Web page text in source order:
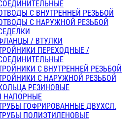
С ВНУТРЕННЕЙ РЕЗЬБОЙ
С НАРУЖНОЙ РЕЗЬБОЙ
/ ВТУЛКИ
ПЕРЕХОДНЫЕ /
С ВНУТРЕННЕЙ РЕЗЬБОЙ
С НАРУЖНОЙ РЕЗЬБОЙ
РЕЗИНОВЫЕ
НАПОРНЫЕ
ГОФРИРОВАННЫЕ ДВУХСЛ.
ПОЛИЭТИЛЕНОВЫЕ